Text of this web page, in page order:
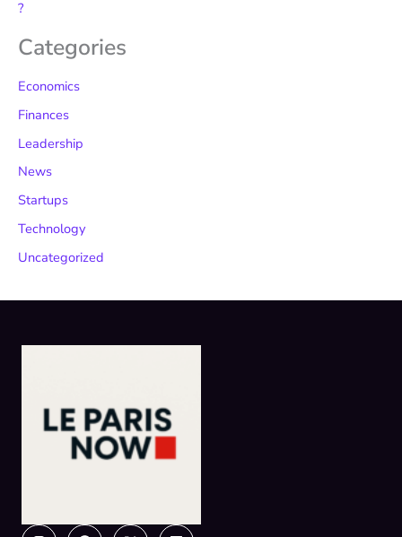
?
Categories
Economics
Finances
Leadership
News
Startups
Technology
Uncategorized
InstagramFacebook
X- Linkedin